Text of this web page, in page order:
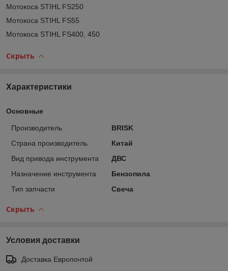
Мотокоса STIHL FS250
Мотокоса STIHL FS55
Мотокоса STIHL FS400, 450
Скрыть
Характеристики
Основные
Производитель
BRISK
Страна производитель
Китай
Вид привода инструмента
ДВС
Назначение инструмента
Бензопила
Тип запчасти
Свеча
Скрыть
Условия доставки
Доставка Европочтой